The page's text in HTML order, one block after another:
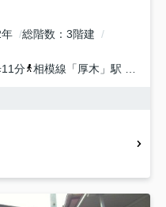
総階数
3階建
11分 相模線 「厚木 」駅 徒歩11分